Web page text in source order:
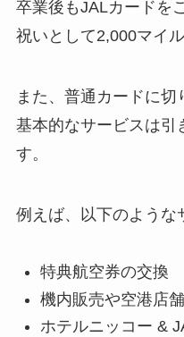
卒業後もJALカードを
祝いとして2,000マイ
また、普通カードに
基本的なサービスは引
す。
例えば、以下のような
特典航空券の交換
機内販売や空港店舗
ホテルニッコー &